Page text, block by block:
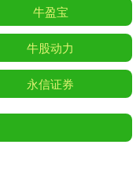
牛盈宝
牛股动力
永信证券